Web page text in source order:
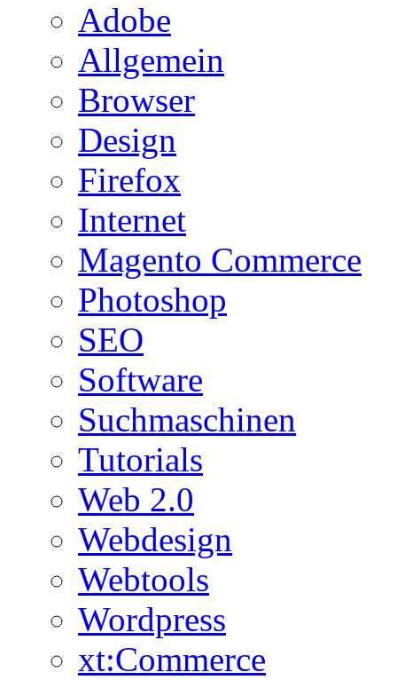
Adobe
Allgemein
Browser
Design
Firefox
Internet
Magento Commerce
Photoshop
SEO
Software
Suchmaschinen
Tutorials
Web 2.0
Webdesign
Webtools
Wordpress
xt:Commerce